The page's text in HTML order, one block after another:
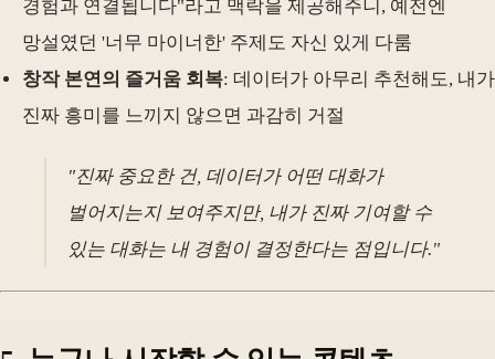
경험과 연결됩니다"라고 맥락을 제공해주니, 예전엔
망설였던 '너무 마이너한' 주제도 자신 있게 다룸
창작 본연의 즐거움 회복: 데이터가 아무리 추천해도, 내가
진짜 흥미를 느끼지 않으면 과감히 거절
"진짜 중요한 건, 데이터가 어떤 대화가
벌어지는지 보여주지만, 내가 진짜 기여할 수
있는 대화는 내 경험이 결정한다는 점입니다."